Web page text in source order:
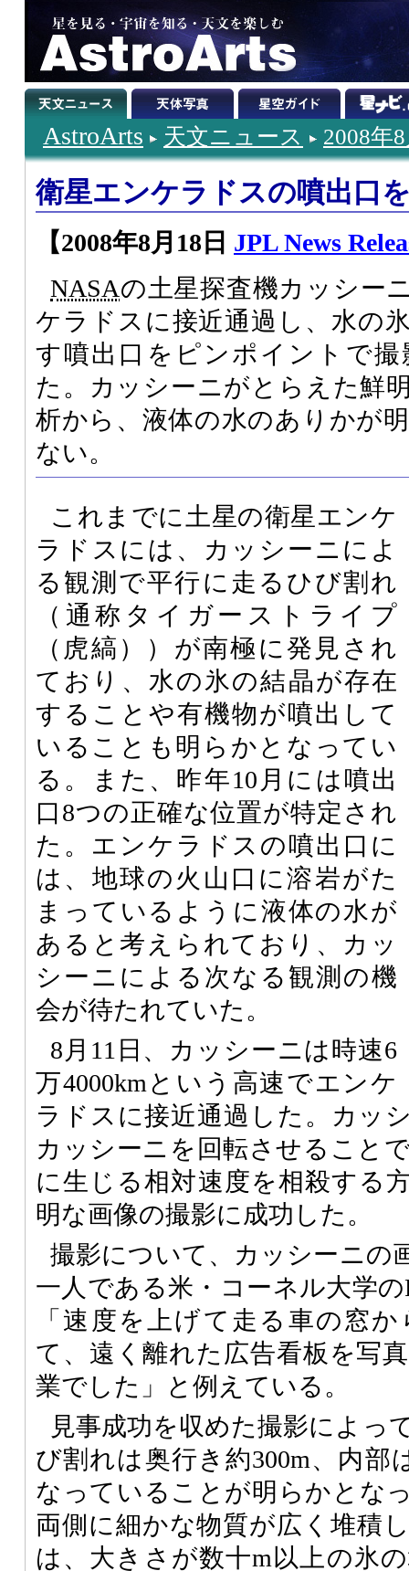
AstroArts 天文ニュース 2008年
衛星エンケラドスの噴出口
【2008年8月18日 JPL News
NASAの土星探査機カッシー
ケラドスに接近通過し、水の
す噴出口をピンポイントで
た。カッシーニがとらえた鮮
析から、液体の水のありかが
ない。
これまでに土星の衛星エンケ
ラドスには、カッシーニによ
る観測で平行に走るひび割れ
（通称タイガーストライプ
（虎縞））が南極に発見され
ており、水の氷の結晶が存在
することや有機物が噴出して
いることも明らかとなってい
る。また、昨年10月には噴出
口8つの正確な位置が特定され
た。エンケラドスの噴出口に
は、地球の火山口に溶岩がた
まっているように液体の水が
あると考えられており、カッ
シーニによる次なる観測の機
会が待たれていた。
8月11日、カッシーニは時速6
万4000kmという高速でエンケ
ラドスに接近通過した。カッ
カッシーニを回転させること
に生じる相対速度を相殺する
明な画像の撮影に成功した。
撮影について、カッシーニの
一人である米・コーネル大学の
「速度を上げて走る車の窓
て、遠く離れた広告看板を写
業でした」と例えている。
見事成功を収めた撮影によっ
び割れは奥行き約300m、内部
なっていることが明らかとな
両側に細かな物質が広く堆積
は、大きさが数十m以上の氷